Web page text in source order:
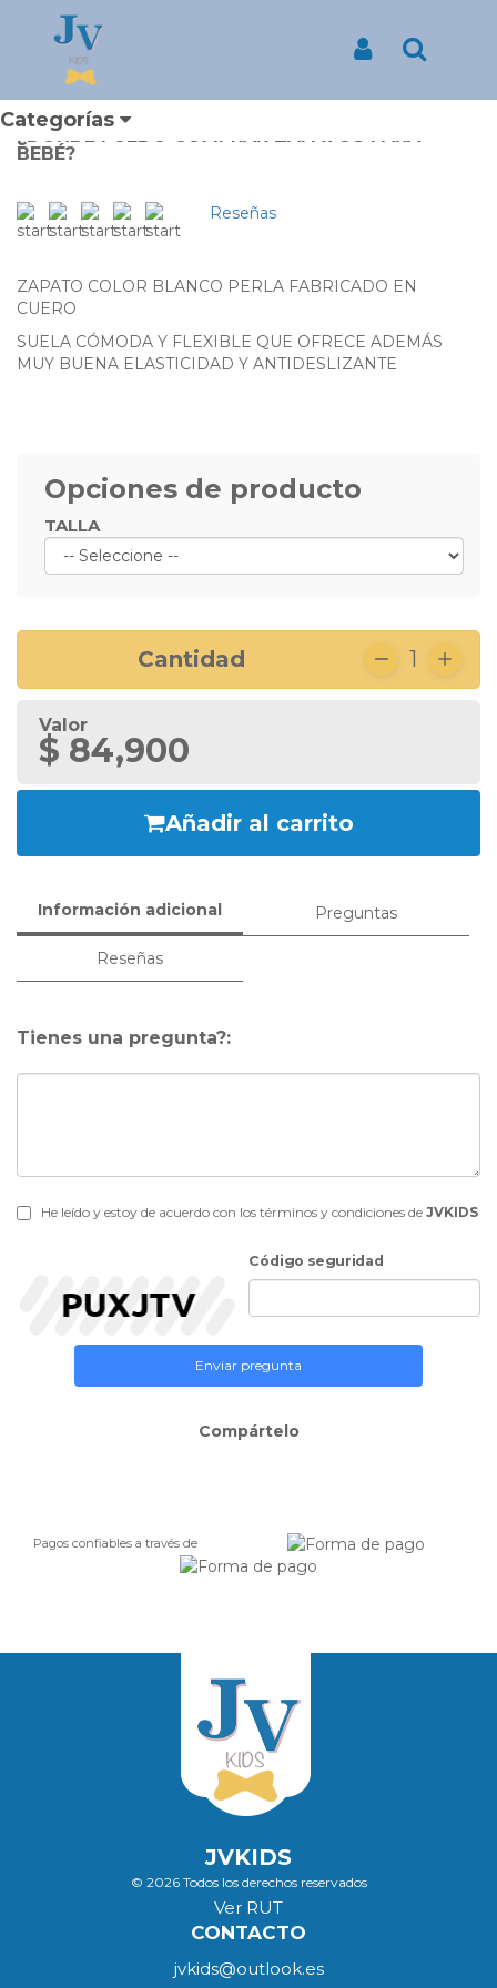
Categorías
Productos
ZAPATO SIN SUELA PARA NIÑO COLOR BLANCO PERLA
ZAPATO SIN SUELA PARA
NIÑO COLOR BLANCO PERLA
¿DONDE PUEDO COMPRAR ZAPATOS PARA
BEBÉ?
Reseñas
ZAPATO COLOR BLANCO PERLA FABRICADO EN
CUERO
SUELA CÓMODA Y FLEXIBLE QUE OFRECE ADEMÁS
MUY BUENA ELASTICIDAD Y ANTIDESLIZANTE
Opciones de producto
TALLA
Cantidad 1
Valor
$ 84,900
Añadir al carrito
Información adicional Preguntas
Reseñas
Tienes una pregunta?:
He leído y estoy de acuerdo con los términos y condiciones de JVKIDS
Código seguridad
Enviar pregunta
Compártelo
Pagos confiables a través de
JVKIDS
© 2026 Todos los derechos reservados
Ver RUT
CONTACTO
jvkids@outlook.es